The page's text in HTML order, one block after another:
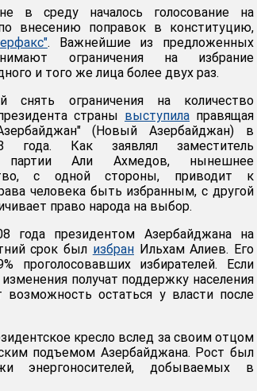
в среду началось голосование на
внесению поправок в конституцию,
. Важнейшие из предложенных
ограничения на избрание
и того же лица более двух раз.
снять ограничения на количество
страны выступила правящая
(Новый Азербайджан) в
года. Как заявлял заместитель
партии Али Ахмедов, нынешнее
с одной стороны, приводит к
человека быть избранным, с другой
право народа на выбор.
года президентом Азербайджана на
срок был избранИльхам Алиев. Его
проголосовавших избирателей. Если
получат поддержку населения
остаться у власти после
кресло вслед за своим отцом
подъемом Азербайджана. Рост был
энергоносителей, добываемых в